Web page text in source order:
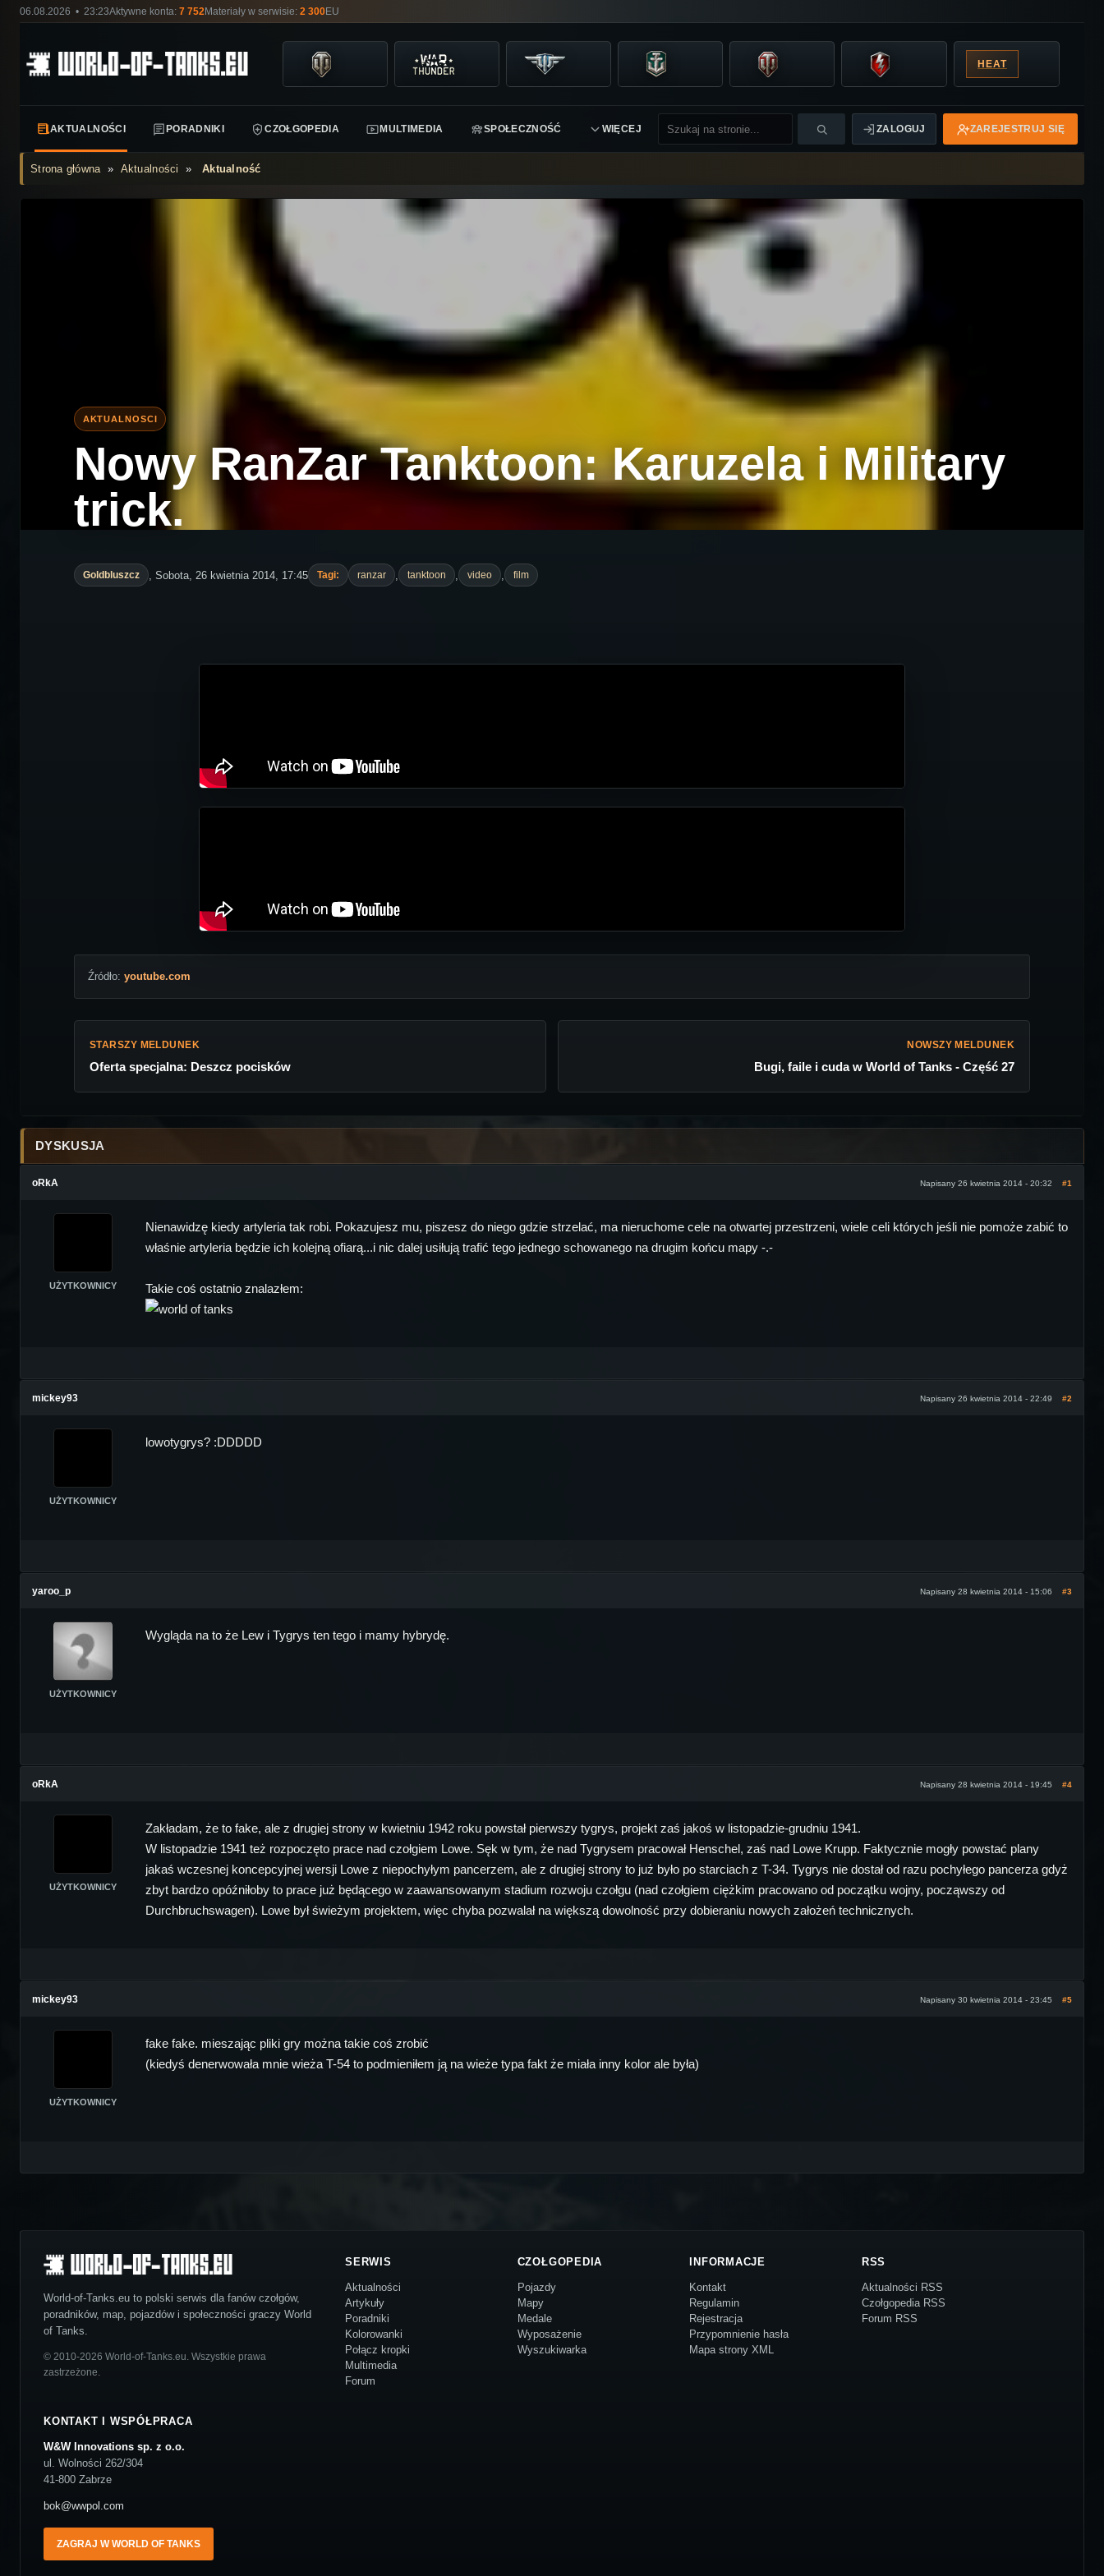
06.08.2026 • 23:23Aktywne konta: 7 752Materiały w serwisie: 2 300EU
HEAT
AKTUALNOŚCI PORADNIKI CZOŁGOPEDIA MULTIMEDIA SPOŁECZNOŚĆ WIĘCEJ ZALOGUJ ZAREJESTRUJ SIĘ
Strona główna» Aktualności »Aktualność
Nowy RanZar Tanktoon: Karuzela i Military
trick.
Goldbluszcz , Sobota, 26 kwietnia 2014, 17:45 Tagi: ranzar , tanktoon , video , film
Źródło: youtube.com
STARSZY MELDUNEK
Oferta specjalna: Deszcz pocisków
NOWSZY MELDUNEK
Bugi, faile i cuda w World of Tanks - Część 27
DYSKUSJA
oRkA Napisany 26 kwietnia 2014 - 20:32 #1
UŻYTKOWNICY
Nienawidzę kiedy artyleria tak robi. Pokazujesz mu, piszesz do niego gdzie strzelać, ma nieruchome cele na otwartej przestrzeni, wiele celi których jeśli nie pomoże zabić to
właśnie artyleria będzie ich kolejną ofiarą...i nic dalej usiłują trafić tego jednego schowanego na drugim końcu mapy -.-
Takie coś ostatnio znalazłem:
mickey93 Napisany 26 kwietnia 2014 - 22:49 #2
UŻYTKOWNICY
lowotygrys? :DDDDD
yaroo_p Napisany 28 kwietnia 2014 - 15:06 #3
UŻYTKOWNICY
Wygląda na to że Lew i Tygrys ten tego i mamy hybrydę.
oRkA Napisany 28 kwietnia 2014 - 19:45 #4
UŻYTKOWNICY
Zakładam, że to fake, ale z drugiej strony w kwietniu 1942 roku powstał pierwszy tygrys, projekt zaś jakoś w listopadzie-grudniu 1941.
W listopadzie 1941 też rozpoczęto prace nad czołgiem Lowe. Sęk w tym, że nad Tygrysem pracował Henschel, zaś nad Lowe Krupp. Faktycznie mogły powstać plany
jakaś wczesnej koncepcyjnej wersji Lowe z niepochyłym pancerzem, ale z drugiej strony to już było po starciach z T-34. Tygrys nie dostał od razu pochyłego pancerza gdyż
zbyt bardzo opóźniłoby to prace już będącego w zaawansowanym stadium rozwoju czołgu (nad czołgiem ciężkim pracowano od początku wojny, począwszy od
Durchbruchswagen). Lowe był świeżym projektem, więc chyba pozwalał na większą dowolność przy dobieraniu nowych założeń technicznych.
mickey93 Napisany 30 kwietnia 2014 - 23:45 #5
UŻYTKOWNICY
fake fake. mieszając pliki gry można takie coś zrobić
(kiedyś denerwowała mnie wieża T-54 to podmieniłem ją na wieże typa fakt że miała inny kolor ale była)
World-of-Tanks.eu to polski serwis dla fanów czołgów,
poradników, map, pojazdów i społeczności graczy World
of Tanks.
© 2010-2026 World-of-Tanks.eu. Wszystkie prawa
zastrzeżone.
SERWIS
Aktualności
Artykuły
Poradniki
Kolorowanki
Połącz kropki
Multimedia
Forum
CZOŁGOPEDIA
Pojazdy
Mapy
Medale
Wyposażenie
Wyszukiwarka
INFORMACJE
Kontakt
Regulamin
Rejestracja
Przypomnienie hasła
Mapa strony XML
RSS
Aktualności RSS
Czołgopedia RSS
Forum RSS
KONTAKT I WSPÓŁPRACA
W&W Innovations sp. z o.o.
ul. Wolności 262/304
41-800 Zabrze
bok@wwpol.com
ZAGRAJ W WORLD OF TANKS